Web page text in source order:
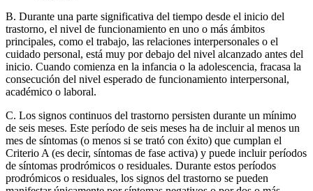
B. Durante una parte significativa del tiempo desde el inicio del
trastorno, el nivel de funcionamiento en uno o más ámbitos
principales, como el trabajo, las relaciones interpersonales o el
cuidado personal, está muy por debajo del nivel alcanzado antes del
inicio. Cuando comienza en la infancia o la adolescencia, fracasa la
consecución del nivel esperado de funcionamiento interpersonal,
académico o laboral.
C. Los signos continuos del trastorno persisten durante un mínimo
de seis meses. Este período de seis meses ha de incluir al menos un
mes de síntomas (o menos si se trató con éxito) que cumplan el
Criterio A (es decir, síntomas de fase activa) y puede incluir períodos
de síntomas prodrómicos o residuales. Durante estos períodos
prodrómicos o residuales, los signos del trastorno se pueden